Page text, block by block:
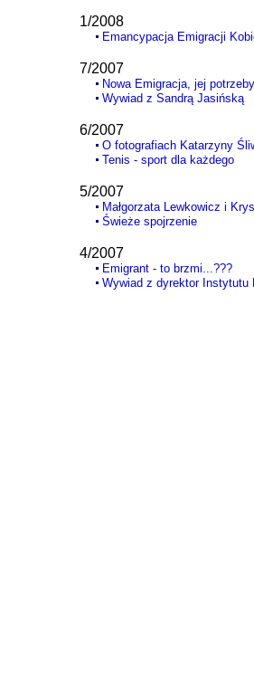
1/2008
Emancypacja Emigracji
7/2007
Nowa Emigracja, jej
Wywiad z Sandrą Jasińską
6/2007
O fotografiach Katarzyny
Tenis - sport dla każdego
5/2007
Małgorzata Lewkowicz i
Świeże spojrzenie
4/2007
Emigrant - to brzmi...???
Wywiad z dyrektor Instytutu